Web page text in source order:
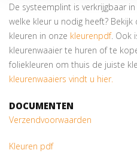
De systeemplint is verkrijgbaar
welke kleur u nodig heeft?
kleuren in onze kleurenpdf. Ook
kleurenwaaier te huren of te
foliekleuren om thuis de juiste
kleurenwaaiers vindt u hier.
DOCUMENTEN
Verzendvoorwaarden
Kleuren pdf